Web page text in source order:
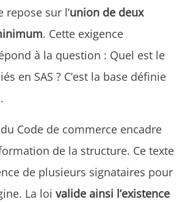
repose sur l’union de deux
. Cette exigence
à la question : Quel est le
en SAS ? C’est la base définie
du Code de commerce encadre
de la structure. Ce texte
de plusieurs signataires pour
La loi valide ainsi l’existence